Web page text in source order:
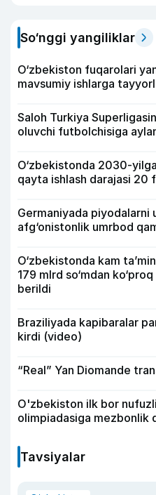
So‘nggi yangiliklar
O‘zbekiston fuqarolari
mavsumiy ishlarga
Saloh Turkiya
oluvchi futbolchisiga
O‘zbekistonda 2030-
qayta ishlash darajasi 20
Germaniyada piyodalarni
afg‘onistonlik umrbod
O‘zbekistonda kam
179 mlrd so‘mdan
berildi
Braziliyada kapibaralar
kirdi (video)
“Real” Yan Diomande
O'zbekiston ilk bor
olimpiadasiga mezbonlik
Tavsiyalar